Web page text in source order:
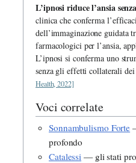
L’ipnosi riduce l’ansia
clinica che conferma
dell’immaginazione guidata
farmacologici per l’ansia,
L’ipnosi si conferma uno
senza gli effetti collaterali
Health, 2022]
Voci correlate
Sonnambulismo Forte
profondo
Catalessi — gli stati